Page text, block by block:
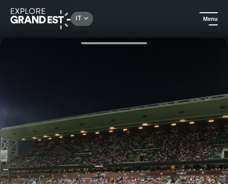
IT Menu
Sport e avventura